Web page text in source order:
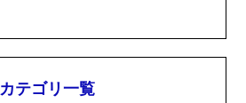
カテゴリ一覧